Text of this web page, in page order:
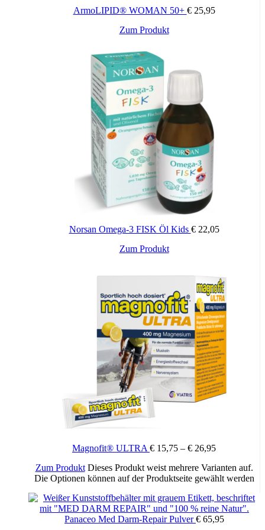
ArmoLIPID® WOMAN 50+ €25,95
Zum Produkt
Norsan Omega-3 FISK Öl Kids €22,05
Zum Produkt
Magnofit® ULTRA € 15,75 – € 26,95
Zum Produkt Dieses Produkt weist mehrere Varianten auf.
Die Optionen können auf der Produktseite gewählt werden
Panaceo Med Darm-Repair Pulver€ 65,95